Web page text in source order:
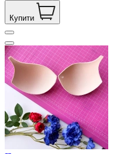
Купити